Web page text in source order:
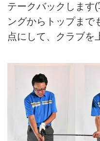
テークバックします
ングからトップまで
点にして、クラブを